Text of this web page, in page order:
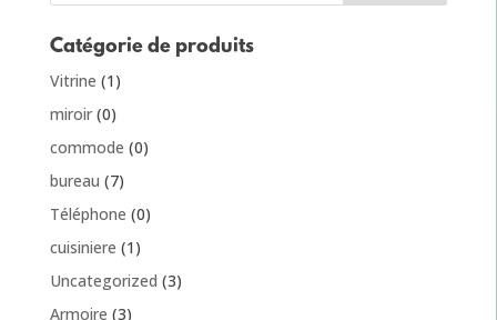
Catégorie de produits
Vitrine (1)
miroir (0)
commode (0)
bureau (7)
Téléphone (0)
cuisiniere (1)
Uncategorized (3)
Armoire (3)